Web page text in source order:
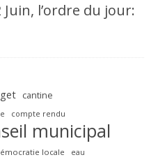
l’ordre du jour:
cantine
compte rendu
municipal
locale eau